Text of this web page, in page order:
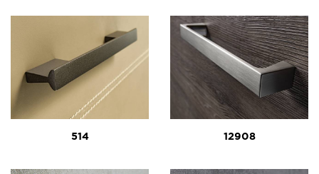
514 12908